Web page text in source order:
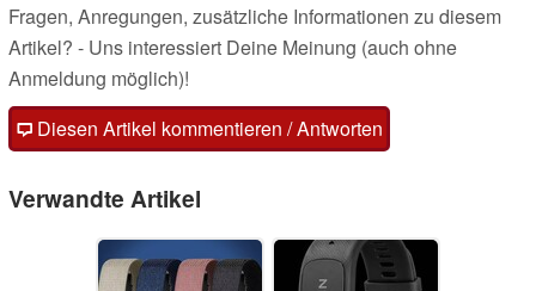
Fragen, Anregungen, zusätzliche Informationen zu diesem
Artikel? - Uns interessiert Deine Meinung (auch ohne
Anmeldung möglich)!
Diesen Artikel kommentieren / Antworten
Verwandte Artikel